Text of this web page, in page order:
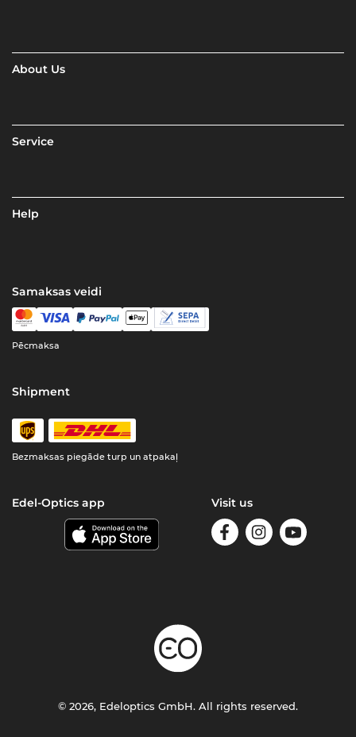
About Us
Service
Help
Samaksas veidi
Pēcmaksa
Shipment
Bezmaksas piegāde turp un atpakaļ
Edel-Optics app Visit us
© 2026, Edeloptics GmbH. All rights reserved.